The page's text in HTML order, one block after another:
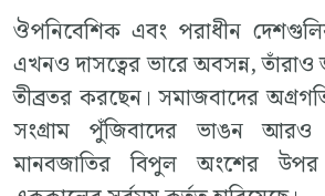
ঔপনিবেশিক এবং পরাধীন
এখনও দাসত্বের ভারে অবসন্ন, তাঁরাও
তীব্রতর করছেন। সমাজবাদের
সংগ্রাম পুঁজিবাদের ভাঙন আরও
মানবজাতির বিপুল অংশের উপর